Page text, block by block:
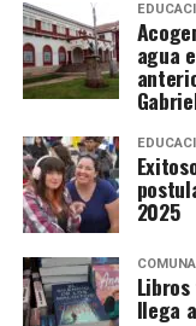
agua
2025
llega